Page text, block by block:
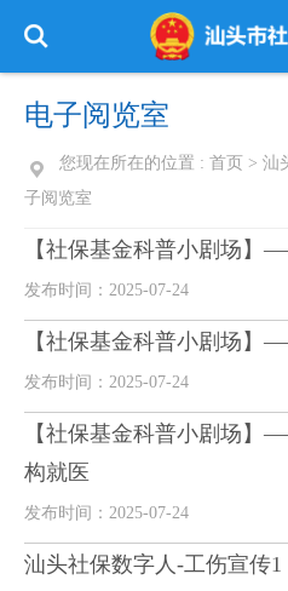
电子阅览室
您现在所在的位置 : 首页 > 汕
子阅览室
【社保基金科普小剧场
发布时间：2025-07-24
【社保基金科普小剧场】
发布时间：2025-07-24
【社保基金科普小剧场
构就医
发布时间：2025-07-24
汕头社保数字人-工伤宣传1